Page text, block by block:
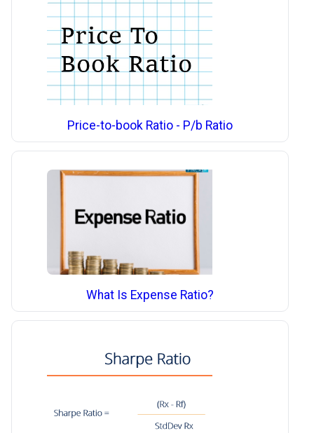
Price-to-book Ratio - P/b Ratio
What Is Expense Ratio?